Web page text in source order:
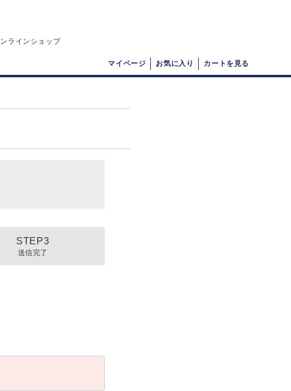
ラインショップ
マイページ お気に入り カートを見る
送信完了